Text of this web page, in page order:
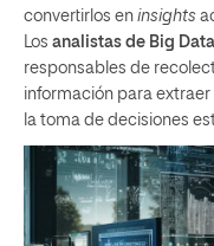
convertirlos en insights
Los analistas de Big
responsables de
información para
la toma de decisiones